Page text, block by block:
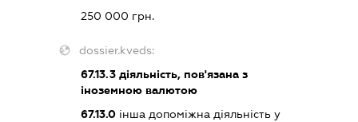
250 000 грн.
dossier.kveds:
67.13.3діяльність, пов'язана з
іноземною валютою
67.13.0інша допоміжна діяльність у